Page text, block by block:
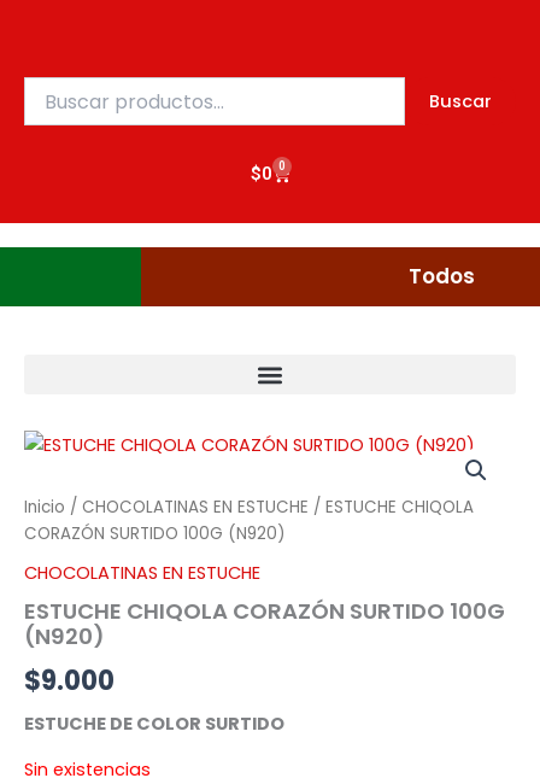
contenido
por:
Buscar
$0 0
Cart
Todos
Inicio / CHOCOLATINAS EN ESTUCHE / ESTUCHE CHIQOLA
CORAZÓN SURTIDO 100G (N920)
CHOCOLATINAS EN ESTUCHE
ESTUCHE CHIQOLA CORAZÓN SURTIDO 100G
(N920)
$9.000
ESTUCHE DE COLOR SURTIDO
Sin existencias